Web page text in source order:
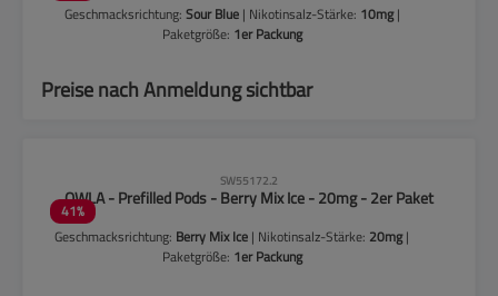
Geschmacksrichtung: Sour Blue | Nikotinsalz-Stärke: 10mg|
Paketgröße: 1er Packung
Preise nach Anmeldung sichtbar
41%
SW55172.2
OWLA - Prefilled Pods - Berry Mix Ice - 20mg - 2er Paket
Geschmacksrichtung: Berry Mix Ice | Nikotinsalz-Stärke: 20mg|
Paketgröße: 1er Packung